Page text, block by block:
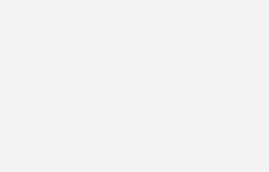
メル)
ニッシ